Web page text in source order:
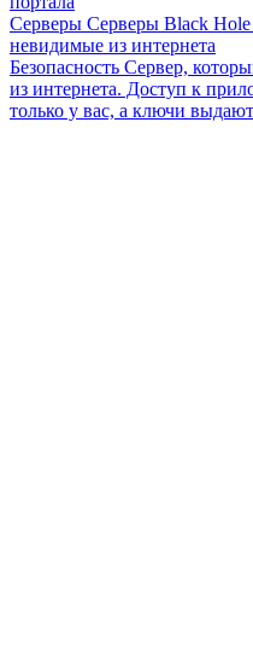
Серверы Серверы Black
невидимые из интернета
Безопасность Сервер,
из интернета. Доступ к
только у вас, а ключи